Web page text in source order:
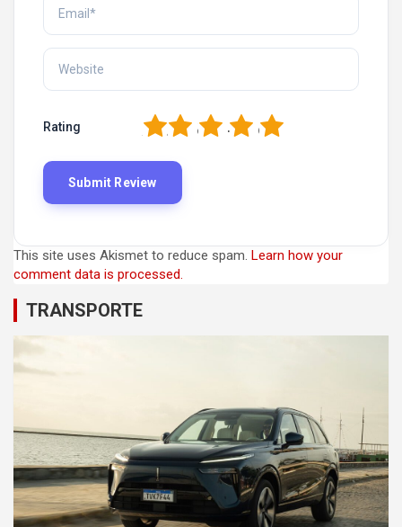
Rating 5
4
3
2
This site uses Akismet to reduce spam. Learn how your
comment data is processed.
TRANSPORTE